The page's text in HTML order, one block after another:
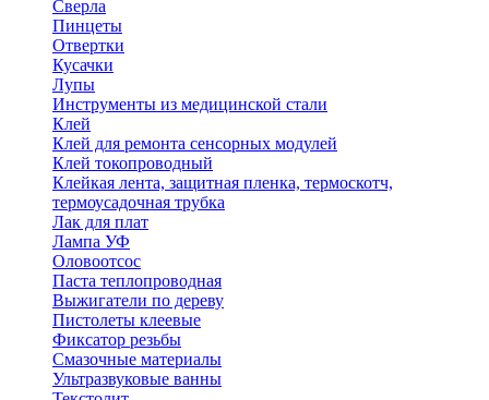
Сверла
Пинцеты
Отвертки
Кусачки
Лупы
Инструменты из медицинской стали
Клей
Клей для ремонта сенсорных модулей
Клей токопроводный
Клейкая лента, защитная пленка, термоскотч,
термоусадочная трубка
Лак для плат
Лампа УФ
Оловоотсос
Паста теплопроводная
Выжигатели по дереву
Пистолеты клеевые
Фиксатор резьбы
Смазочные материалы
Ультразвуковые ванны